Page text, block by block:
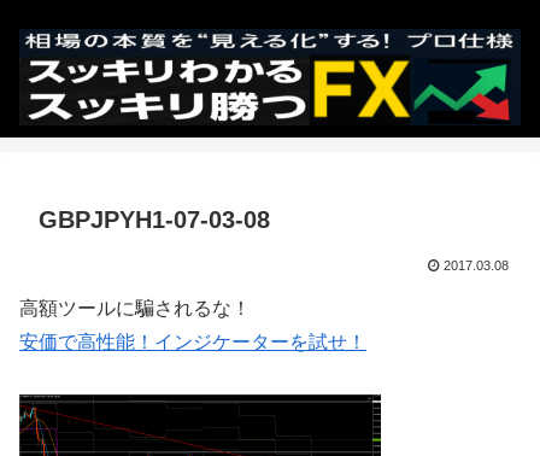
GBPJPYH1-07-03-08
2017.03.08
高額ツールに騙されるな！
安価で高性能！インジケーターを試せ！